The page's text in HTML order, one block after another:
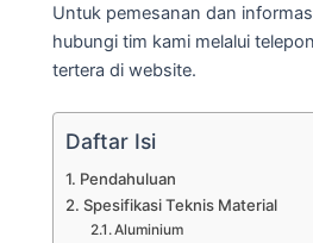
Untuk pemesanan dan
hubungi tim kami melalui
tertera di website.
Daftar Isi
Pendahuluan
Spesifikasi Teknis Material
Aluminium